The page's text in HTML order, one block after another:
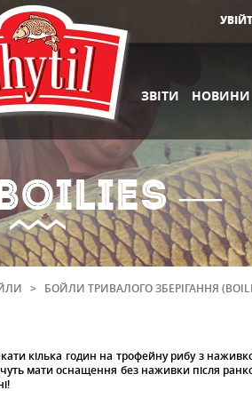
ЗВІТИ НОВИНИ
—
> БОЙЛИ ТРИВАЛОГО ЗБЕРІГАННЯ
кілька годин на трофейну рибу з
мати оснащення без наживки після